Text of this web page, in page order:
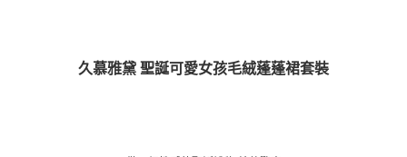
久慕雅黛 聖誕可愛女孩毛絨蓬蓬裙套裝